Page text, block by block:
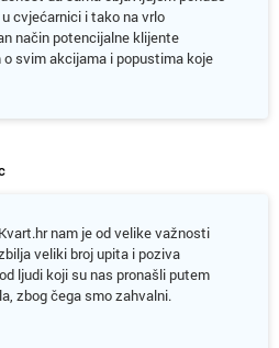
cvjećarnici i tako na vrlo
način potencijalne klijente
o svim akcijama i popustima koje
nam je od velike važnosti
veliki broj upita i poziva
ljudi koji su nas pronašli putem
zbog čega smo zahvalni.